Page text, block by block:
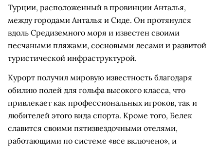
Турции, расположенный в провинции Анталья,
между городами Анталья и Сиде. Он протянулся
вдоль Средиземного моря и известен своими
песчаными пляжами, сосновыми лесами и развитой
туристической инфраструктурой.
Курорт получил мировую известность благодаря
обилию полей для гольфа высокого класса, что
привлекает как профессиональных игроков, так и
любителей этого вида спорта. Кроме того, Белек
славится своими пятизвездочными отелями,
работающими по системе «все включено», и